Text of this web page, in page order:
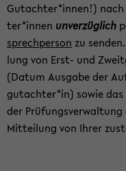
Gut­ach­ter*innen!)
ter*innen un­ver­züg­lich
sprech­per­son zu
lung von Erst- und
(Datum Aus­ga­be der
gut­ach­ter*in) sowie
der
Mit­tei­lung von Ihrer